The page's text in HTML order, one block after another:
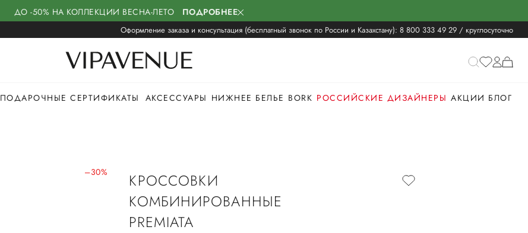
ДО -50% НА КОЛЛЕКЦИИ ВЕСНА-ЛЕТО ПОДРОБНЕЕ
Оформление заказа и консультация (бесплатный звонок по России и Казахстану): 8 800 333 49 29 / круглосуточно
ПОДАРОЧНЫЕ СЕРТИФИКАТЫ АКСЕССУАРЫ НИЖНЕЕ БЕЛЬЕ BORK РОССИЙСКИЕ ДИЗАЙНЕРЫ АКЦИИ БЛОГ
–30%
КРОССОВКИ
КОМБИНИРОВАННЫЕ
PREMIATA